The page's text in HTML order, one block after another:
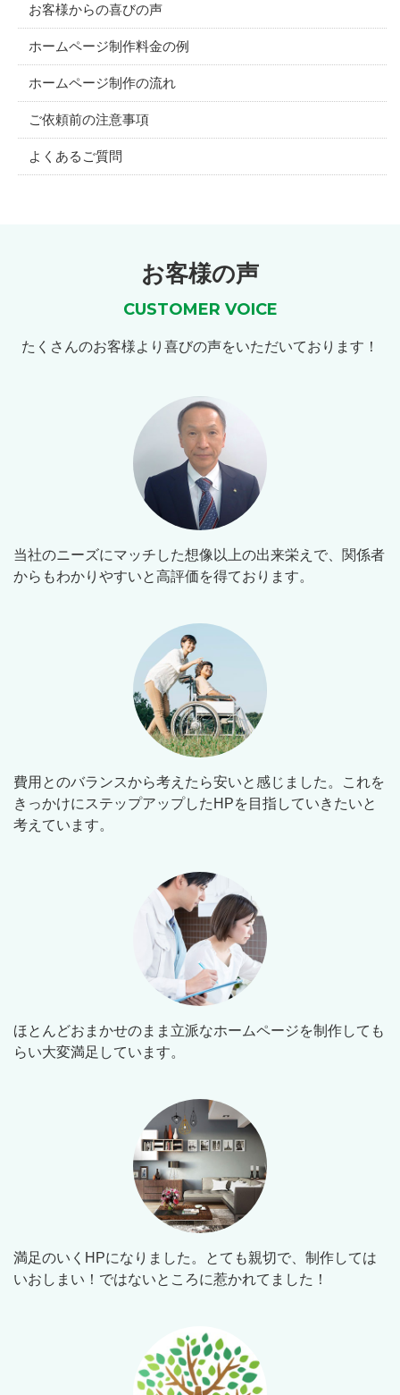
お客様からの喜びの声
ホームページ制作料金の例
ホームページ制作の流れ
ご依頼前の注意事項
よくあるご質問
お客様の声
CUSTOMER VOICE
たくさんのお客様より喜びの声をいただいております！
当社のニーズにマッチした想像以上の出来栄えで、関係者
からもわかりやすいと高評価を得ております。
費用とのバランスから考えたら安いと感じました。これを
きっかけにステップアップしたHPを目指していきたいと
考えています。
ほとんどおまかせのまま立派なホームページを制作しても
らい大変満足しています。
満足のいくHPになりました。とても親切で、制作しては
いおしまい！ではないところに惹かれてました！